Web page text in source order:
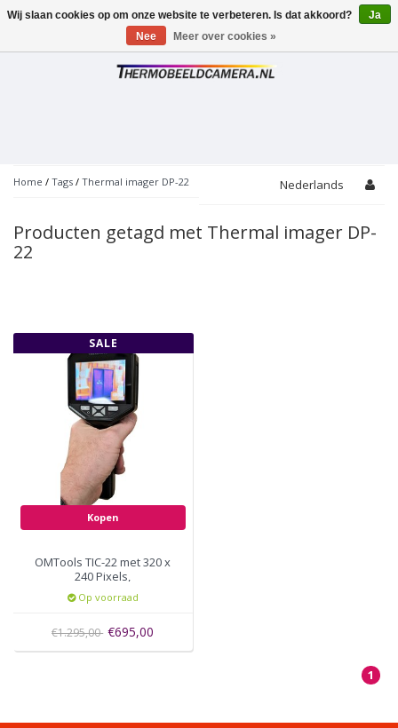
Toggle
Home / Tags / Thermal imager DP-22 Nederlands
Producten getagd met Thermal imager DP-
22
SALE
Kopen
OMTools TIC-22 met 320 x
240 Pixels,
Op voorraad
€1.295,00 €695,00
1
Wij slaan cookies op om onze website te verbeteren. Is dat akkoord?
Ja
Nee
Meer over cookies »